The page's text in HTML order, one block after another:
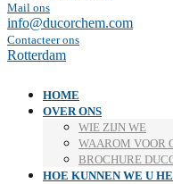
Mail ons
info@ducorchem.com
Contacteer ons
Rotterdam
HOME
OVER ONS
WIE ZIJN WE
WAAROM VOOR
BROCHURE
HOE KUNNEN WE U